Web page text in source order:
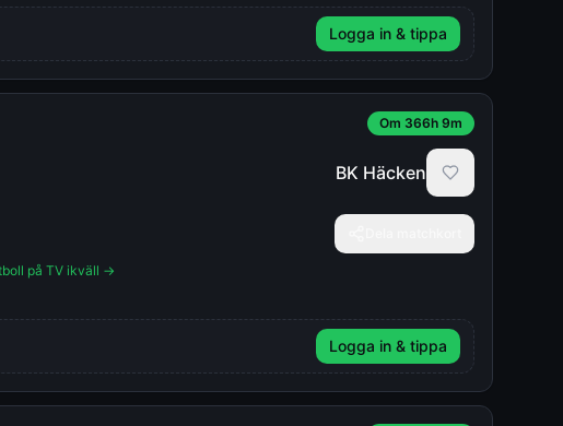
Logga in & tippa
Om 366h 9m
BK Häcken
på TV ikväll →
Logga in & tippa